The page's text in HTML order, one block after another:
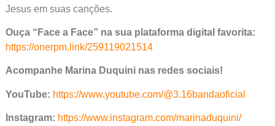
Jesus em suas canções.
Ouça “Face a Face” na sua plataforma digital favorita:
https://onerpm.link/259119021514
Acompanhe Marina Duquini nas redes sociais!
YouTube: https://www.youtube.com/@3.16bandaoficial
Instagram: https://www.instagram.com/marinaduquini/